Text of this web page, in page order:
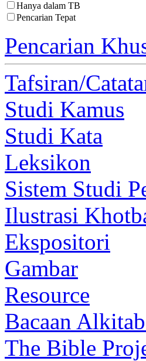
Hanya dalam TB
Pencarian Tepat
Pencarian
Tafsiran/
Studi Kamus
Studi Kata
Leksikon
Sistem Studi
Ilustrasi
Ekspositori
Gambar
Resource
Bacaan
The Bible